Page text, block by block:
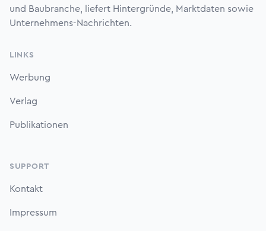
und Baubranche, liefert Hintergründe, Marktdaten sowie
Unternehmens-Nachrichten.
LINKS
Werbung
Verlag
Publikationen
SUPPORT
Kontakt
Impressum